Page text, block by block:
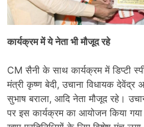
कार्यक्रम में ये नेता भी मौजूद रहे
CM सैनी के साथ कार्यक्रम में डिप्टी
मंत्री कृष्ण बेदी, उचाना विधायक देवेंद्र
सुभाष बराला, आदि नेता मौजूद रहे।
पर इस कार्यक्रम का आयोजन किया